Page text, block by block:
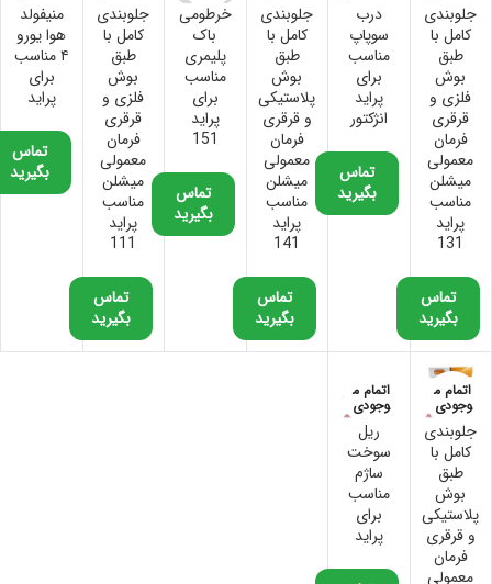
جلوبندی
کامل با
طبق
بوش
فلزی و
قرقری
فرمان
معمولی
میشلن
مناسب
پراید
131
تماس
بگیرید
درب
سوپاپ
مناسب
برای
پراید
انژکتور
تماس
بگیرید
جلوبندی
کامل با
طبق
بوش
پلاستیکی
و قرقری
فرمان
معمولی
میشلن
مناسب
پراید
141
تماس
بگیرید
خرطومی
باک
پلیمری
مناسب
برای
پراید
151
تماس
بگیرید
جلوبندی
کامل با
طبق
بوش
فلزی و
قرقری
فرمان
معمولی
میشلن
مناسب
پراید
111
تماس
بگیرید
منیفولد
هوا یورو
۴ مناسب
برای
پراید
تماس
بگیرید
اتمام م
وجودی
جلوبندی
کامل با
طبق
بوش
پلاستیکی
و قرقری
فرمان
معمولی
اتمام م
وجودی
ریل
سوخت
ساژم
مناسب
برای
پراید